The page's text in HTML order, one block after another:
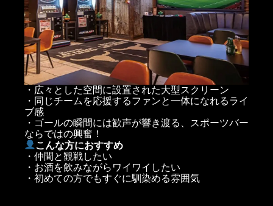
・広々とした空間に設置された大型スクリーン
・同じチームを応援するファンと一体になれるライ
ブ感
・ゴールの瞬間には歓声が響き渡る、スポーツバー
ならではの興奮！
こんな方におすすめ
・仲間と観戦したい
・お酒を飲みながらワイワイしたい
・初めての方でもすぐに馴染める雰囲気